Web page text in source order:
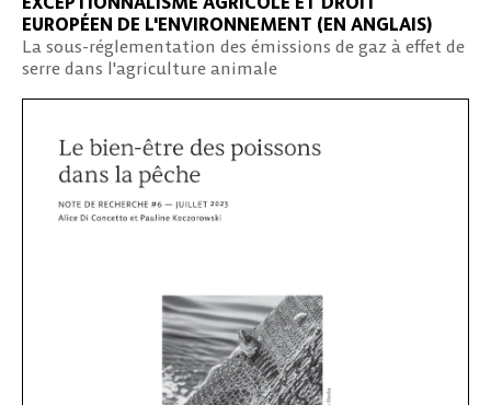
EUROPÉEN DE L'ENVIRONNEMENT (EN ANGLAIS)
La sous-réglementation des émissions de gaz à effet de
serre dans l'agriculture animale